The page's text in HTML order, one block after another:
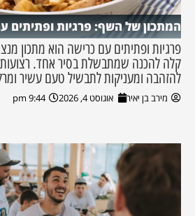
המתכון של השף: פרגיות ופתיתים
פרגיות ופתיתים עם כרישה הוא מתכון
קלה להכנה שמתבשלת בסיר אחד.
להזהבה ומעניקות לתבשיל טעם עשיר
מירב בן יאיר אוגוסט 4, 2026 9:44 pm